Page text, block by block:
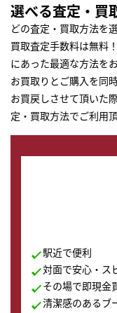
選べる査定・買
どの査定・買取方法を
買取査定手数料は無料
にあった最適な方法を
お買取りとご購入を同
お買戻しさせて頂いた
定・買取方法でご利用頂
駅近で便利
対面で安心・ス
その場で即現金
清潔感のあるブ